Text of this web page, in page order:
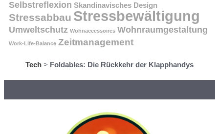
Selbstreflexion Skandinavisches Design
Stressabbau Stressbewältigung
Umweltschutz Wohnaccessoires Wohnraumgestaltung
Work-Life-Balance Zeitmanagement
Tech > Foldables: Die Rückkehr der Klapphandys